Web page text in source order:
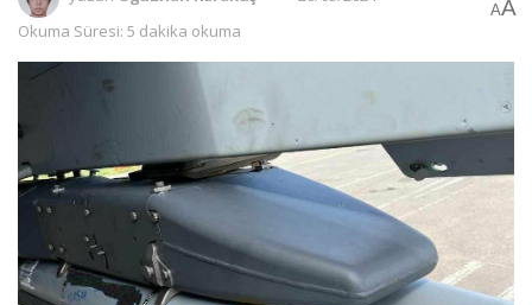
Okuma Süresi: 5 dakika okuma
AA